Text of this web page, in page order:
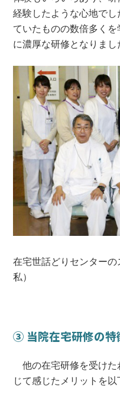
経験したような心地で
ていたものの数倍多く
に濃厚な研修となりまし
在宅世話どりセンター
私）
③ 当院在宅研修の特
他の在宅研修を受けた
じて感じたメリットを以